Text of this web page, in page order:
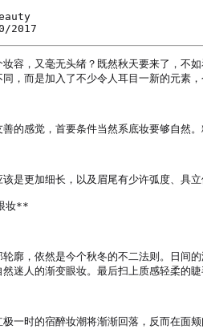
2017
妆容，又毫无头绪？既然秋天要来了，不
同，而是加入了不少令人耳目一新的元素
的感觉，首要条件当然系底妆要够自然
该是更加细长，以及眉尾有少许弧度、具
妆**
轮廓，依然是今个秋冬的不二法则。日间
迷人的渐变眼妆。最后扫上质感轻柔的
极一时的宿醉妆潮将渐渐回落，反而在面